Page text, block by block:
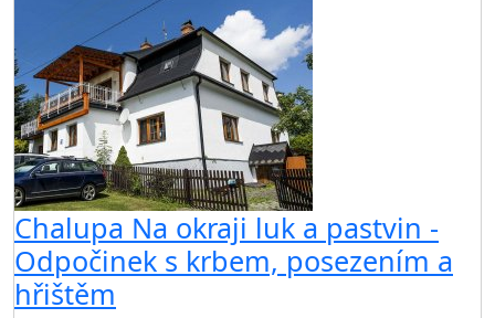
Chalupa Na okraji luk a pastvin -
Odpočinek s krbem, posezením a
hřištěm